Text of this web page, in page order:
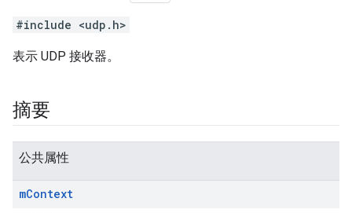
#include <udp.h>
表示 UDP 接收器。
摘要
公共属性
mContext